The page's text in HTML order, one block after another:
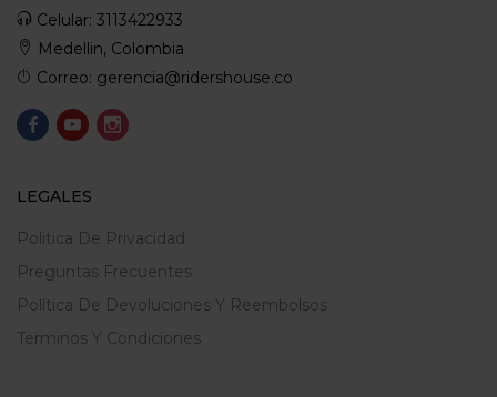
Celular: 3113422933
Medellin, Colombia
Correo: gerencia@ridershouse.co
LEGALES
Politica De Privacidad
Preguntas Frecuentes
Política De Devoluciones Y Reembolsos
Terminos Y Condiciones